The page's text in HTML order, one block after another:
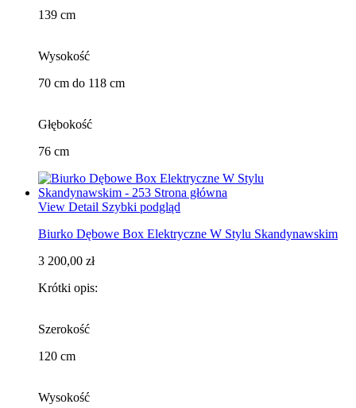
139 cm
Wysokość
70 cm do 118 cm
Głębokość
76 cm
View Detail Szybki podgląd
Biurko Dębowe Box Elektryczne W Stylu Skandynawskim
3 200,00 zł
Krótki opis:
Szerokość
120 cm
Wysokość